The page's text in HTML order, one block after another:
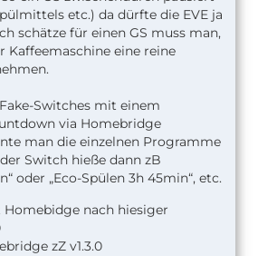
etc.) da dürfte die EVE ja
schätze für einen GS muss man,
Kaffeemaschine eine reine
Switches mit einem
via Homebridge
man die einzelnen Programme
Switch hieße dann zB
oder „Eco-Spülen 3h 45min“, etc.
Homebidge nach hiesiger
zZ v1.3.0